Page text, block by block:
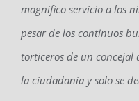
magnífico servicio a los
pesar de los continuos
torticeros de un concejal
la ciudadanía y solo se